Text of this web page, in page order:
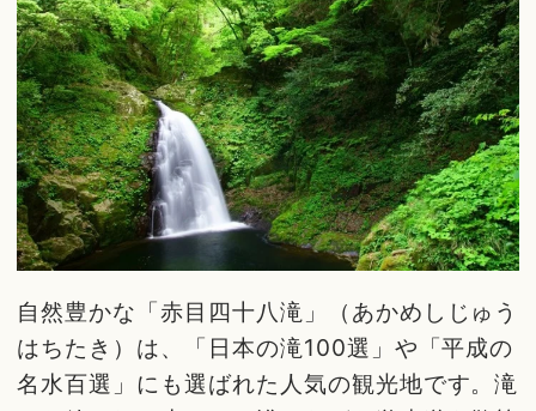
自然豊かな「赤目四十八滝」（あかめしじゅう
はちたき）は、「日本の滝100選」や「平成の
名水百選」にも選ばれた人気の観光地です。滝